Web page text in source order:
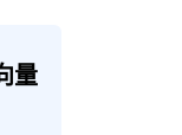
量